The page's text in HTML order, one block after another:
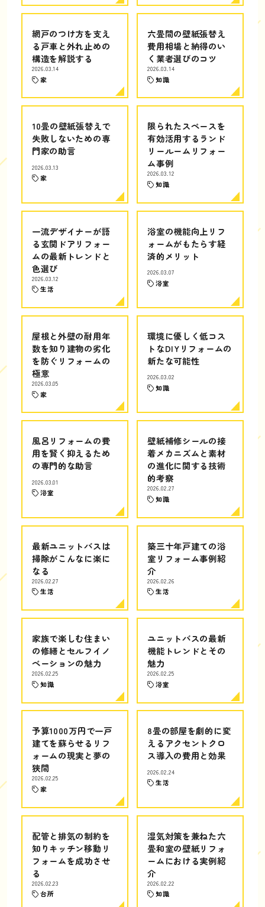
網戸のつけ方を支え
る戸車と外れ止めの
構造を解説する
2026.03.14
家
六畳間の壁紙張替え
費用相場と納得のい
く業者選びのコツ
2026.03.14
知識
10畳の壁紙張替えで
失敗しないための専
門家の助言
2026.03.13
家
限られたスペースを
有効活用するランド
リールームリフォー
ム事例
2026.03.12
知識
一流デザイナーが語
る玄関ドアリフォー
ムの最新トレンドと
色選び
2026.03.12
生活
浴室の機能向上リフ
ォームがもたらす経
済的メリット
2026.03.07
浴室
屋根と外壁の耐用年
数を知り建物の劣化
を防ぐリフォームの
極意
2026.03.05
家
環境に優しく低コス
トなDIYリフォームの
新たな可能性
2026.03.02
知識
風呂リフォームの費
用を賢く抑えるため
の専門的な助言
2026.03.01
浴室
壁紙補修シールの接
着メカニズムと素材
の進化に関する技術
的考察
2026.02.27
知識
最新ユニットバスは
掃除がこんなに楽に
なる
2026.02.27
生活
築三十年戸建ての浴
室リフォーム事例紹
介
2026.02.26
生活
家族で楽しむ住まい
の修繕とセルフイノ
ベーションの魅力
2026.02.25
知識
ユニットバスの最新
機能トレンドとその
魅力
2026.02.25
浴室
予算1000万円で一戸
建てを蘇らせるリフ
ォームの現実と夢の
狭間
2026.02.25
家
8畳の部屋を劇的に変
えるアクセントクロ
ス導入の費用と効果
2026.02.24
生活
配管と排気の制約を
知りキッチン移動リ
フォームを成功させ
る
2026.02.23
台所
湿気対策を兼ねた六
畳和室の壁紙リフォ
ームにおける実例紹
介
2026.02.22
知識